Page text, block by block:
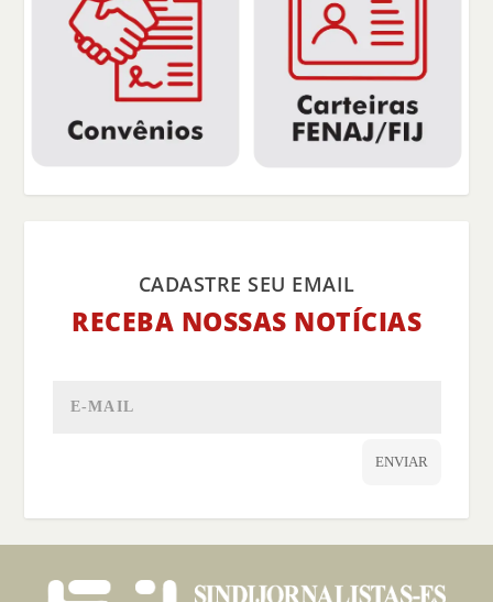
CADASTRE SEU EMAIL
RECEBA NOSSAS NOTÍCIAS
ENVIAR